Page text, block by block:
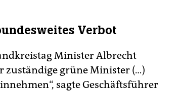
Verbot
Minister Albrecht
zuständige grüne Minister (…)
sagte Geschäftsführer